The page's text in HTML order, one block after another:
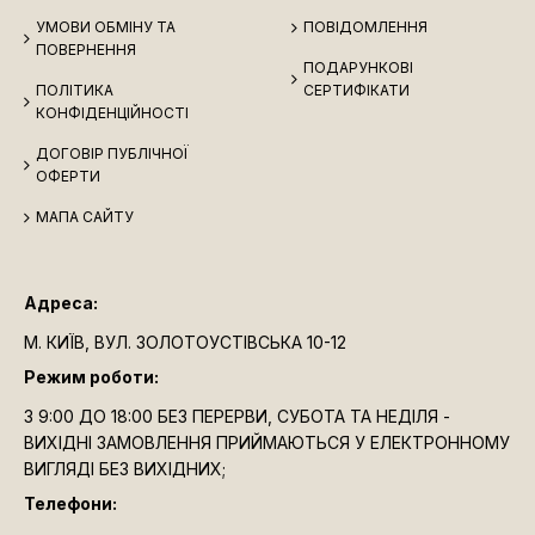
УМОВИ ОБМІНУ ТА
ПОВЕРНЕННЯ
ПОЛІТИКА
КОНФІДЕНЦІЙНОСТІ
ДОГОВІР ПУБЛІЧНОЇ
ОФЕРТИ
МАПА САЙТУ
ПОВІДОМЛЕННЯ
ПОДАРУНКОВІ
СЕРТИФІКАТИ
Адреса:
М. КИЇВ, ВУЛ. ЗОЛОТОУСТІВСЬКА 10-12
Режим роботи:
З 9:00 ДО 18:00 БЕЗ ПЕРЕРВИ, СУБОТА ТА НЕДІЛЯ -
ВИХІДНІ ЗАМОВЛЕННЯ ПРИЙМАЮТЬСЯ У ЕЛЕКТРОННОМУ
ВИГЛЯДІ БЕЗ ВИХІДНИХ;
Телефони: